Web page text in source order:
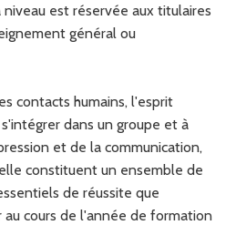
niveau est réservée aux titulaires
général ou
contacts humains, l'esprit
dans un groupe et à
et de la communication,
constituent un ensemble de
de réussite que
cours de l'année de formation